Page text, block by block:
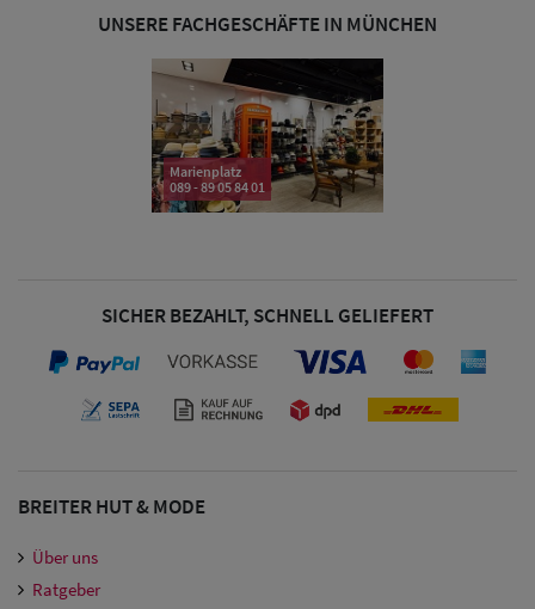
UNSERE FACHGESCHÄFTE IN MÜNCHEN
Marienplatz
089 - 89 05 84 01
SICHER BEZAHLT, SCHNELL GELIEFERT
BREITER HUT & MODE
Über uns
Ratgeber